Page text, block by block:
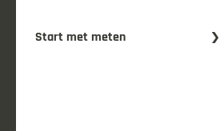
Start met meten